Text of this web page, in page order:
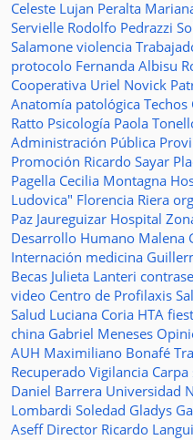
Celeste Lujan Peralta
Servielle Rodolfo Pedrazzi
Salamone violencia
protocolo Fernanda Albisu
Cooperativa Uriel Novick
Anatomía patológica Techos
Ratto Psicología Paola
Administración Pública
Promoción Ricardo Sayar
Pagella Cecilia Montagna
Ludovica" Florencia Riera
Paz Jaureguizar Hospital
Desarrollo Humano Malena
Internación medicina
Becas Julieta Lanteri
video Centro de Profilaxis
Salud Luciana Coria HTA
china Gabriel Meneses
AUH Maximiliano Bonafé
Recuperado Vigilancia
Daniel Barrera Universidad
Lombardi Soledad Gladys
Aseff Director Ricardo